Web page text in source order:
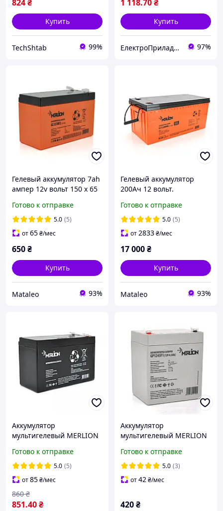
824₴
Купить
TechShtab 99%
1 118.70₴
Купить
ЕлектроПриладТехСервіс 97%
Гелевый аккумулятор 7ah
ампер 12v вольт 150 x 65
GL1270F2
Готово к отправке
5.0 (5)
от65₴/мес
650₴
Купить
Mataleo 93%
Гелевый аккумулятор
200Ач 12 вольт.
12 V 200 Ah MERLION
GL122000M8
Готово к отправке
5.0 (5)
от2833₴/мес
17 000₴
Купить
Mataleo 93%
Аккумулятор
мультигелевый MERLION
(батарея для ИБП)
Готово к отправке
5.0 (5)
от85₴/мес
851.40₴
860 ₴
Аккумулятор
мультигелевый MERLION
(батарея для ИБП)
Готово к отправке
5.0 (3)
от42₴/мес
420₴